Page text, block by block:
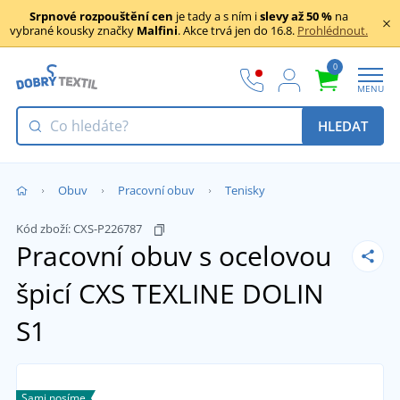
Srpnové rozpouštění cen je tady a s ním islevy až 50 % na
vybrané kousky značky Malfini. Akce trvá jen do 16.8. Prohlédnout.
0
MENU
HLEDAT
Obuv Pracovní obuv Tenisky
Kód zboží:CXS-P226787
Pracovní obuv s ocelovou
špicí CXS TEXLINE DOLIN
S1